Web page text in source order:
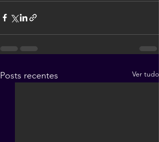
Posts recentes Ver tudo